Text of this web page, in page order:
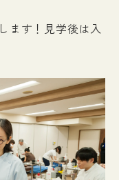
よくある質問
ます！見学後は入